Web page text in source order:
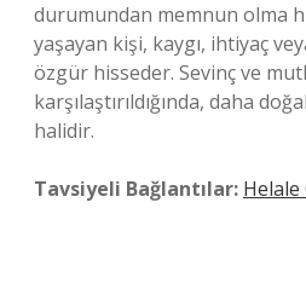
durumundan memnun olma
yaşayan kişi, kaygı, ihtiyaç
özgür hisseder. Sevinç ve
karşılaştırıldığında, daha
halidir.
Tavsiyeli Bağlantılar: